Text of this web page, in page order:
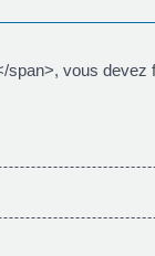
vous devez